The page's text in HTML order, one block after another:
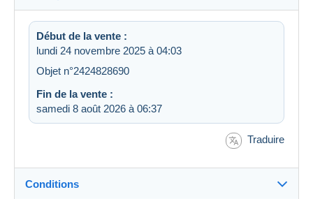
Début de la vente :
lundi 24 novembre 2025 à 04:03
Objet n°2424828690
Fin de la vente :
samedi 8 août 2026 à 06:37
Traduire
Conditions